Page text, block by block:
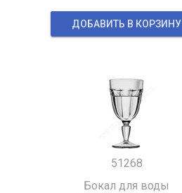
ДОБАВИТЬ В КОРЗИНУ
51268
Бокал для воды